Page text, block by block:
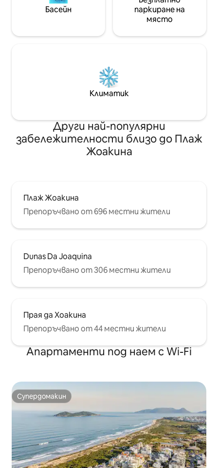
Басейн
паркиране на
място
Климатик
Други най-популярни
забележителности близо до Плаж
Жоакина
Плаж Жоакина
Препоръчвано от 696 местни жители
Dunas Da Joaquina
Препоръчвано от 306 местни жители
Прая да Хоакина
Препоръчвано от 44 местни жители
Апартаменти под наем с Wi-Fi
Супердомакин
Супердомакин